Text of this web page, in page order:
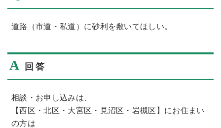
道路（市道・私道）に砂利を敷いてほしい。
A 回答
相談・お申し込みは、
【西区・北区・大宮区・見沼区・岩槻区】にお住まい
の方は